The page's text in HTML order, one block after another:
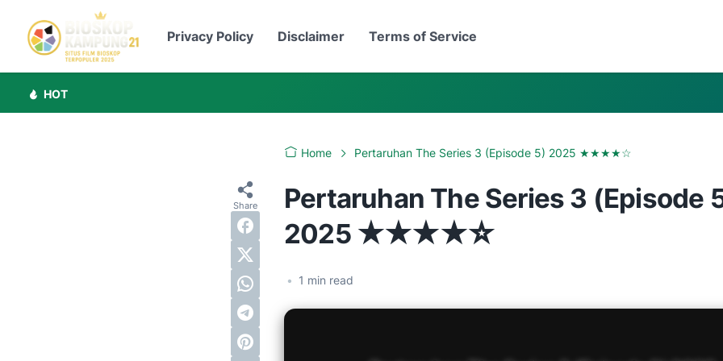
Privacy Policy Disclaimer Terms of Service
HOT
Home Pertaruhan The Series 3 (Episode 5) 2025 ★★★★☆
Pertaruhan The Series 3 (Episode
2025 ★★★★☆
• 1 min read